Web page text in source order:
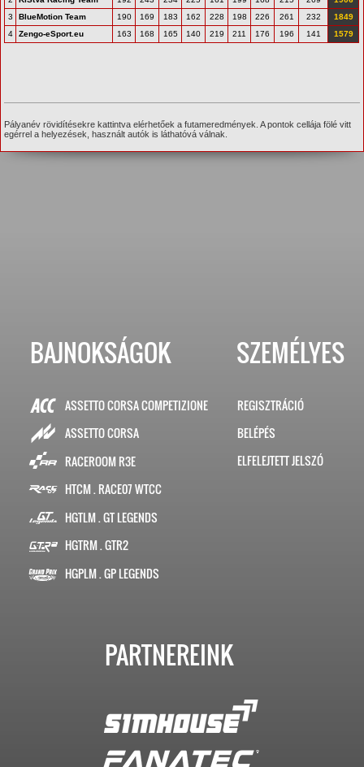
3
BlueMotion Team 190 169 183 162 228 198 226 261 232
1849
4
Zengo-eSport.eu 163 168 165 140 219 211 176 196 141 1579
Pályanév rövidítésekre kattintva elérhetőek a futameredmények. A pontok cellája fölé vitt
egérrel a helyezések, használt autók is láthatóvá válnak.
BAJNOKSÁGOK
ASSETTO CORSA COMPETIZIONE
ASSETTO CORSA
RACEROOM R3E
HTCM . RACE07 WTCC
HGTLM . GT LEGENDS
HGTRM . GTR2
HGPLM . GP LEGENDS
SZEMÉLYES
REGISZTRÁCIÓ
BELÉPÉS
ELFELEJTETT JELSZÓ
PARTNEREINK